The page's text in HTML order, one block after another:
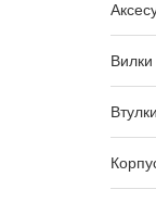
Вилки
Втулки